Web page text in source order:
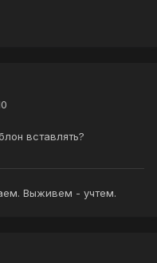
вставлять?
Выживем - учтем.